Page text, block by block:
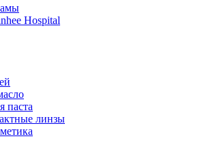
Hospital
паста
линзы